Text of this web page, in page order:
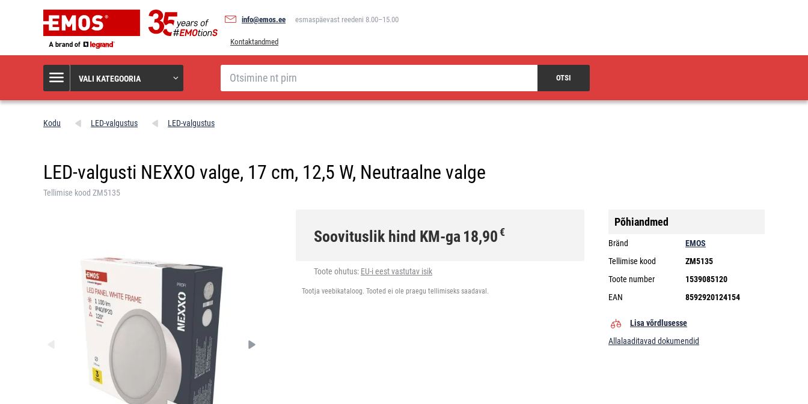
info@emos.ee esmaspäevast reedeni 8.00–15.00
Kontaktandmed
VALI KATEGOORIA
Otsi
OTSI
Kodu LED-valgustus LED-valgustus
LED-valgusti NEXXO valge, 17 cm, 12,5 W, Neutraalne valge
Tellimise kood ZM5135
Soovituslik hind KM-ga 18,90€
Toote ohutus: EU-i eest vastutav isik
Tootja veebikataloog. Tooted ei ole praegu tellimiseks saadaval.
Põhiandmed
Bränd
EMOS
Tellimise kood
ZM5135
Toote number
1539085120
EAN
8592920124154
Lisa võrdlusesse
Allalaaditavad dokumendid